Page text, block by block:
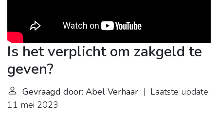
Is het verplicht om zakgeld te
geven?
Gevraagd door: Abel Verhaar | Laatste update:
11 mei 2023